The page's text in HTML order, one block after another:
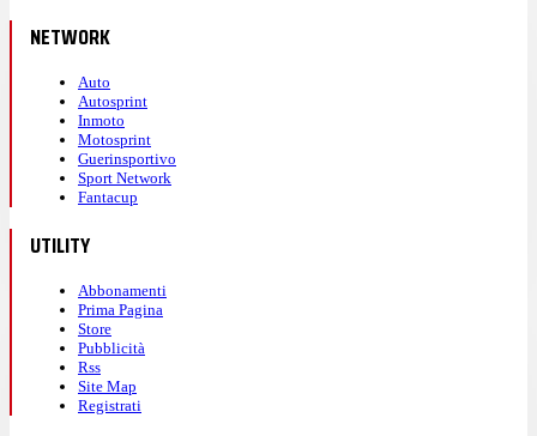
NETWORK
Auto
Autosprint
Inmoto
Motosprint
Guerinsportivo
Sport Network
Fantacup
UTILITY
Abbonamenti
Prima Pagina
Store
Pubblicità
Rss
Site Map
Registrati